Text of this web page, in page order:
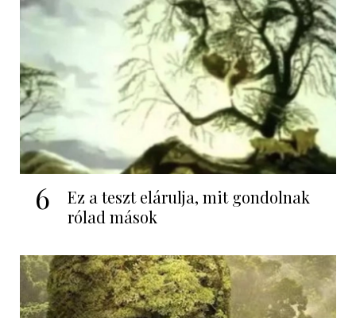
6
Ez a teszt elárulja, mit gondolnak
rólad mások